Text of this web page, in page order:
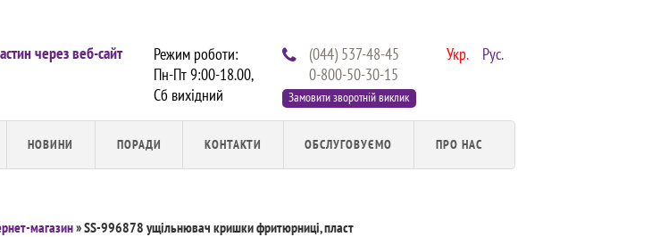
Укр. Рус.
(044) 537-48-45
0-800-50-30-15
Замовити зворотній виклик
Режим роботи:
Пн-Пт 9:00-18.00,
Сб вихiдний
через веб-сайт
НОВИНИ ПОРАДИ КОНТАКТИ ОБСЛУГОВУЄМО ПРО НАС
магазин» SS-996878 ущільнювач кришки фритюрниці, пласт